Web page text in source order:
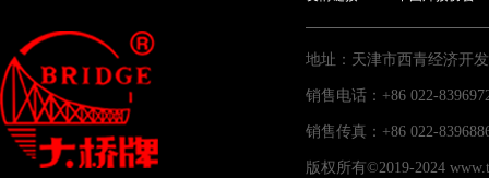
地址：天津市西青经济开
销售电话：+86 022-
销售传真：+86 022-
版权所有©2019-2024